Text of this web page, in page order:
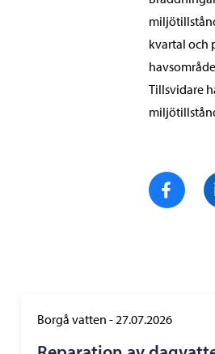
kvartal och
Tillsvidare
Borgå vatten -27.07.2026